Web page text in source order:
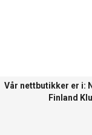
Vår nettbutikker er i:
Finland